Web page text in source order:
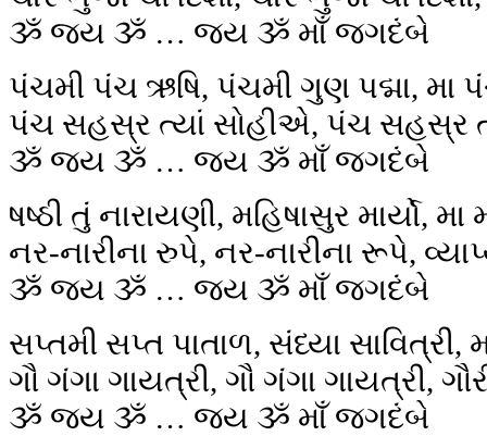
ૐ જય ૐ … જય ૐ માઁ જગદંબે
પંચમી પંચ ઋષિ, પંચમી ગુણ પદ્મા, મા
પંચ સહસ્ર ત્યાં સોહીએ, પંચ સહસ્ર
ૐ જય ૐ … જય ૐ માઁ જગદંબે
ષષ્ઠી તું નારાયણી, મહિષાસુર માર્યો, મા
નર-નારીના રુપે, નર-નારીના રૂપે,
ૐ જય ૐ … જય ૐ માઁ જગદંબે
સપ્તમી સપ્ત પાતાળ, સંધ્યા સાવિત્રી,
ગૌ ગંગા ગાયત્રી, ગૌ ગંગા ગાયત્રી,
ૐ જય ૐ … જય ૐ માઁ જગદંબે